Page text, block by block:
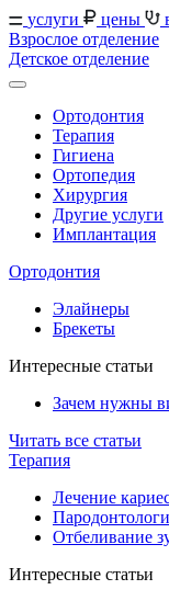
услуги цены
Взрослое отделение
Детское отделение
Ортодонтия
Терапия
Гигиена
Ортопедия
Хирургия
Другие услуги
Имплантация
Ортодонтия
Элайнеры
Брекеты
Интересные статьи
Зачем нужны
Читать все статьи
Терапия
Лечение
Отбеливание
Интересные статьи